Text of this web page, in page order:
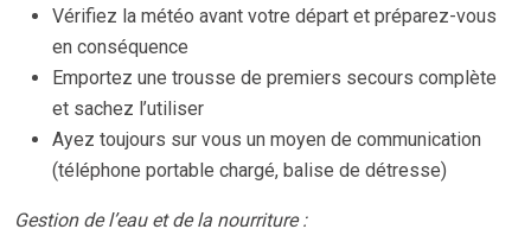
Vérifiez la météo avant votre départ et préparez-vous
en conséquence
Emportez une trousse de premiers secours complète
et sachez l’utiliser
Ayez toujours sur vous un moyen de communication
(téléphone portable chargé, balise de détresse)
Gestion de l’eau et de la nourriture :